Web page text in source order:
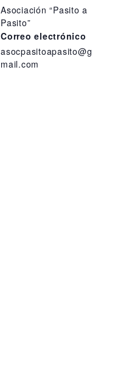
Asociación “Pasito a
Pasito”
Correo electrónico
asocpasitoapasito@g
mail.com